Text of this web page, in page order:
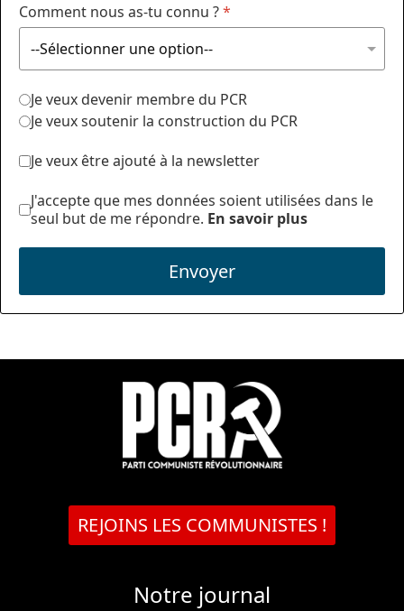
Comment nous as-tu connu ?*
Je veux devenir membre du PCR
Je veux soutenir la construction du PCR
Je veux être ajouté à la newsletter
J'accepte que mes données soient utilisées dans le
seul but de me répondre. En savoir plus
Envoyer
REJOINS LES COMMUNISTES !
Notre journal